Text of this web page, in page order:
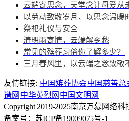
云端寄思念，天堂念让母爱从
以劳动致敬岁月，以思念温暖
祭祀礼仪与安全
清明雨寄情，云端解乡愁
常见的殡葬习俗你了解多少？
三月春风里，以云端之念致敬
友情链接: 中国殡葬协会中国慈善总
谱网 中华英烈网 中国文明网
Copyright 2019-2025南京万慕网络
备案号：苏ICP备19009075号-1